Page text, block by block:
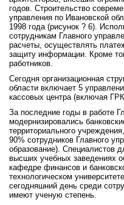
годов. Строительство
управления по Ивановской
1998 года (рисунок ? 6).
сотрудникам Главного
расчеты, осуществлять
защиту информации. Кроме
работников.
Сегодня организационная
области включает 5
кассовых центра (включая
За последние годы в работе
модернизировались
территориального
90% сотрудников Главного
образование). Специалистов
высших учебных заведениях
кафедре финансов и
технологическом
сегодняшний день среди
имеют ученую степень.